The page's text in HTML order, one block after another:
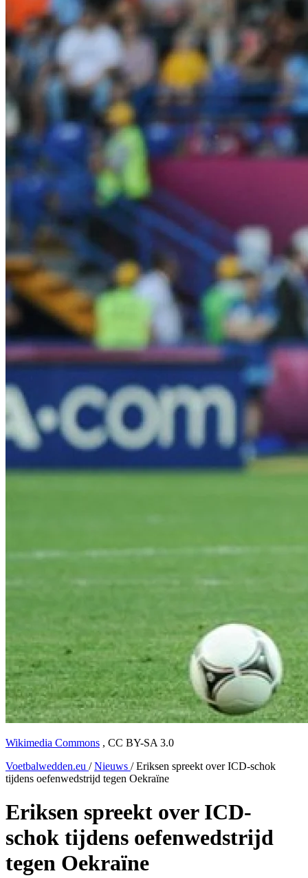
Wikimedia Commons , CC BY-SA 3.0
Voetbalwedden.eu / Nieuws / Eriksen spreekt over ICD-schok
tijdens oefenwedstrijd tegen Oekraïne
Eriksen spreekt over ICD-
schok tijdens oefenwedstrijd
tegen Oekraïne